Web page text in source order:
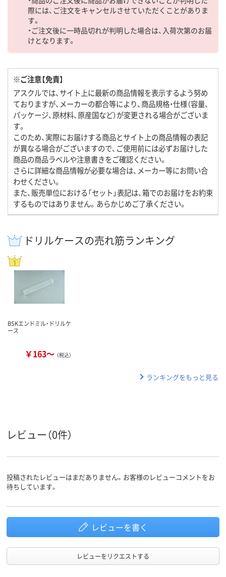
際には、ご注文をキャンセルさせていただくことがありま
す。
・ご注文後に一時品切れが判明した場合は、入荷次第のお届
けとなります。
※ご注意【免責】
アスクルでは、サイト上に最新の商品情報を表示するよう努め
ておりますが、メーカーの都合等により、商品規格・仕様（容量、
パッケージ、原材料、原産国など）が変更される場合がございま
す。
このため、実際にお届けする商品とサイト上の商品情報の表記
が異なる場合がございますので、ご使用前には必ずお届けした
商品の商品ラベルや注意書きをご確認ください。
さらに詳細な商品情報が必要な場合は、メーカー等にお問い合
わせください。
また、販売単位における「セット」表記は、箱でのお届けをお約束
するものではありません。あらかじめご了承ください。
ドリルケースの売れ筋ランキング
BSKエンドミル・ドリルケ
ース
￥163～ （税込）
ランキングをもっと見る
レビュー（0件）
投稿されたレビューはまだありません。お客様のレビューコメントをお
待ちしています。
レビューを書く
レビューをリクエストする